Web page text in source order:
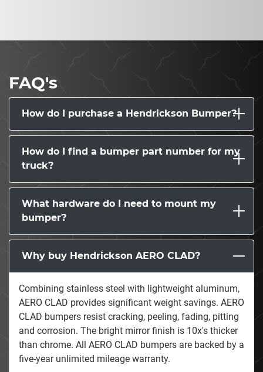
FAQ's
How do I purchase a Hendrickson Bumper?
How do I find a bumper part number for my
truck?
What hardware do I need to mount my
bumper?
Why buy Hendrickson AERO CLAD?
Combining stainless steel with lightweight aluminum,
AERO CLAD provides significant weight savings. AERO
CLAD bumpers resist cracking, peeling, fading, pitting
and corrosion. The bright mirror finish is 10x's thicker
than chrome. All AERO CLAD bumpers are backed by a
five-year unlimited mileage warranty.